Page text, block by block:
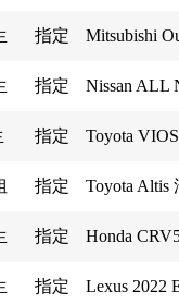
指定 Mitsubishi
指定 Nissan ALL
指定 Toyota
指定 Toyota Altis
指定 Honda
指定 Lexus 2022